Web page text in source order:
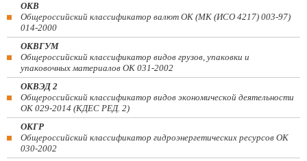
ОКВ
Общероссийский классификатор валют ОК (МК (ИСО 4217) 003-97)
014-2000
ОКВГУМ
Общероссийский классификатор видов грузов, упаковки и
упаковочных материалов ОК 031-2002
ОКВЭД 2
Общероссийский классификатор видов экономической деятельности
ОК 029-2014 (КДЕС РЕД. 2)
ОКГР
Общероссийский классификатор гидроэнергетических ресурсов ОК
030-2002